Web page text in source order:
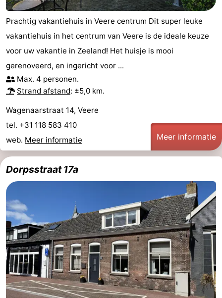
Minigolfbanen
Wellness
Dorpen
&
Steden
Natuur
Rondleidingen
Sporten
Zwembaden
-
Wandelen
-
Paardrijden
-
Maneges
-
Golfbanen
Eten
en
drinken
Evenementen
Praktisch
Prachtig vakantiehuis in Veere centrum Dit super leuke
vakantiehuis in het centrum van Veere is de ideale keuze
voor uw vakantie in Zeeland! Het huisje is mooi
gerenoveerd, en ingericht voor ...
Max. 4 personen.
Strand afstand: ±5,0 km.
Wagenaarstraat 14, Veere
tel. +31 118 583 410
web. Meer informatie Meer informatie
Dorpsstraat 17a